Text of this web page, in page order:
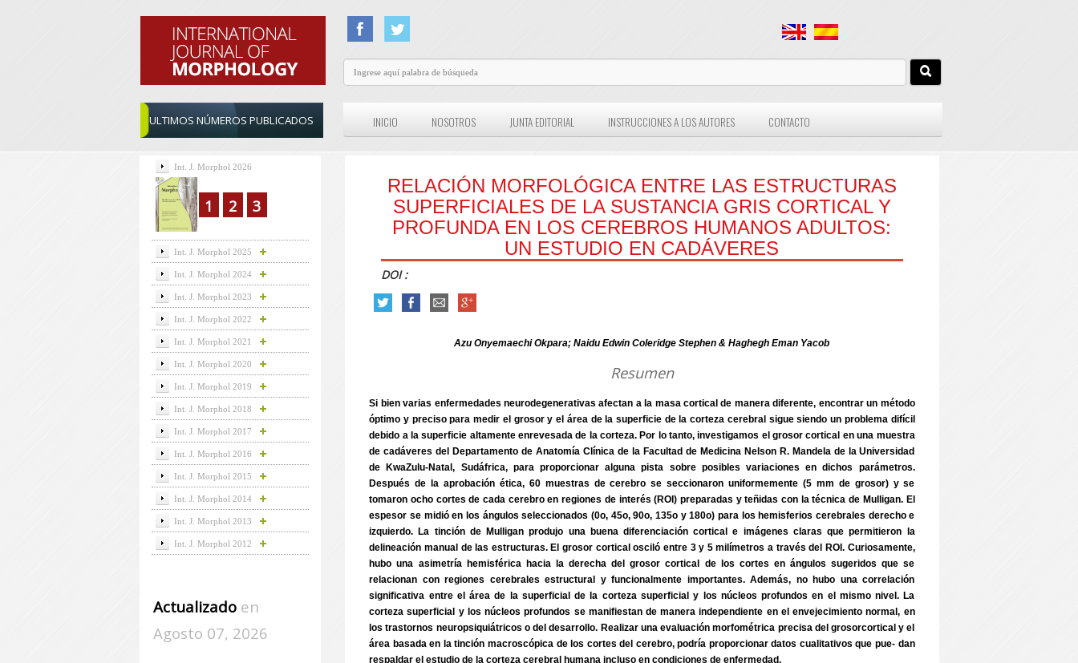
ULTIMOS NÚMEROS PUBLICADOS INICIO NOSOTROS JUNTA EDITORIAL INSTRUCCIONES A LOS AUTORES CONTACTO
RELACIÓN MORFOLÓGICA ENTRE LAS ESTRUCTURAS
SUPERFICIALES DE LA SUSTANCIA GRIS CORTICAL Y
PROFUNDA EN LOS CEREBROS HUMANOS ADULTOS:
UN ESTUDIO EN CADÁVERES
DOI :
Azu Onyemaechi Okpara; Naidu Edwin Coleridge Stephen & Haghegh Eman Yacob
Resumen
Si bien varias enfermedades neurodegenerativas afectan a la masa cortical de manera diferente, encontrar un método
óptimo y preciso para medir el grosor y el área de la superficie de la corteza cerebral sigue siendo un problema difícil
debido a la superficie altamente enrevesada de la corteza. Por lo tanto, investigamos el grosor cortical en una muestra
de cadáveres del Departamento de Anatomía Clínica de la Facultad de Medicina Nelson R. Mandela de la Universidad
de KwaZulu-Natal, Sudáfrica, para proporcionar alguna pista sobre posibles variaciones en dichos parámetros.
Después de la aprobación ética, 60 muestras de cerebro se seccionaron uniformemente (5 mm de grosor) y se
tomaron ocho cortes de cada cerebro en regiones de interés (ROI) preparadas y teñidas con la técnica de Mulligan. El
espesor se midió en los ángulos seleccionados (0o, 45o, 90o, 135o y 180o) para los hemisferios cerebrales derecho e
izquierdo. La tinción de Mulligan produjo una buena diferenciación cortical e imágenes claras que permitieron la
delineación manual de las estructuras. El grosor cortical osciló entre 3 y 5 milímetros a través del ROI. Curiosamente,
hubo una asimetría hemisférica hacia la derecha del grosor cortical de los cortes en ángulos sugeridos que se
relacionan con regiones cerebrales estructural y funcionalmente importantes. Además, no hubo una correlación
significativa entre el área de la superficial de la corteza superficial y los núcleos profundos en el mismo nivel. La
corteza superficial y los núcleos profundos se manifiestan de manera independiente en el envejecimiento normal, en
los trastornos neuropsiquiátricos o del desarrollo. Realizar una evaluación morfométrica precisa del grosorcortical y el
área basada en la tinción macroscópica de los cortes del cerebro, podría proporcionar datos cualitativos que pue- dan
respaldar el estudio de la corteza cerebral humana incluso en condiciones de enfermedad.
Int. J. Morphol 2026
1 2 3
Int. J. Morphol 2025
Int. J. Morphol 2024
Int. J. Morphol 2023
Int. J. Morphol 2022
Int. J. Morphol 2021
Int. J. Morphol 2020
Int. J. Morphol 2019
Int. J. Morphol 2018
Int. J. Morphol 2017
Int. J. Morphol 2016
Int. J. Morphol 2015
Int. J. Morphol 2014
Int. J. Morphol 2013
Int. J. Morphol 2012
Actualizadoen
Agosto 07, 2026